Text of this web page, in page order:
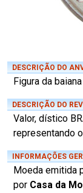
DESCRIÇÃO DO
Figura da
DESCRIÇÃO DO
Valor, dístico
representando
INFORMAÇÕES
Moeda emitida
por Casa da